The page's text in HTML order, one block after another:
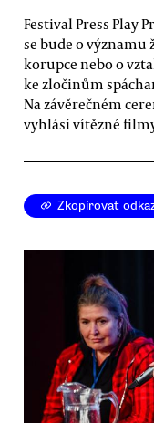
Festival Press Play
se bude o
korupce nebo o
ke zločinům
Na závěrečném
vyhlásí vítězné
Zkopírovat